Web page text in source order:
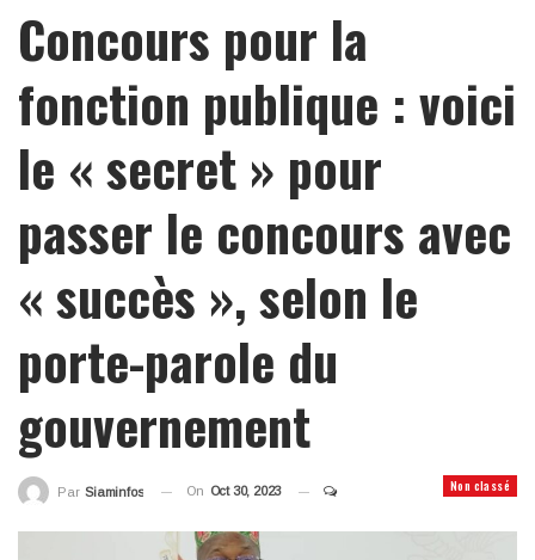
Concours pour la
fonction publique : voici
le « secret » pour
passer le concours avec
« succès », selon le
porte-parole du
gouvernement
Non classé
Par Siaminfos On Oct 30, 2023